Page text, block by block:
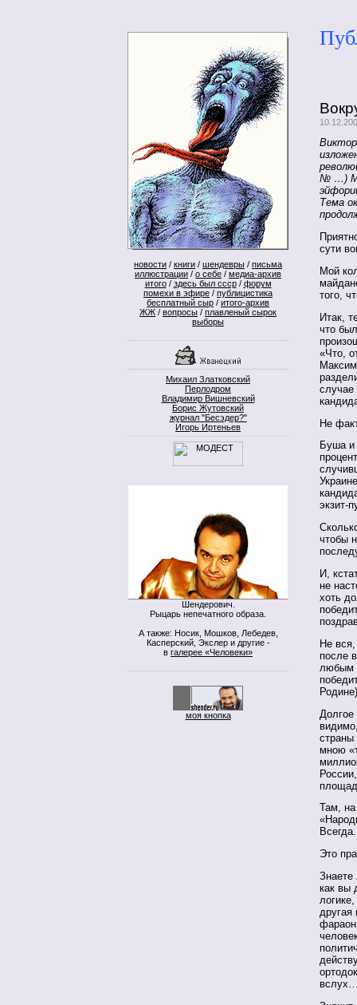
новости / книги / шендевры / письма
иллюстрации / о себе / медиа-архив
итого/ здесь был ссср/ форум
помехи в эфире / публицистика
бесплатный сыр / итого-архив
ЖЖ / вопросы / плавленый сырок
выборы
Михаил Златковский
Перлодром
Владимир Вишневский
Борис Жутовский
журнал "Бесэдер?"
Игорь Иртеньев
Шендерович.
Рыцарь непечатного образа.
А также: Носик, Мошков, Лебедев,
Касперский, Экслер и другие -
в галерее «Человеки»
моя кнопка
№ …)
Тема
сути
Мой
того,
Итак,
что
«Что,
случае
Не
Буша и
экзит-
чтобы
И,
не
хоть
Не
после
любым
страны
мною
Там,
Это
как вы
другая